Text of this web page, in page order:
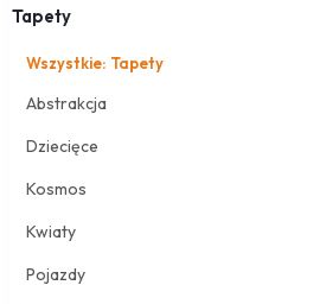
Tapety
Wszystkie: Tapety
Abstrakcja
Dziecięce
Kosmos
Kwiaty
Pojazdy